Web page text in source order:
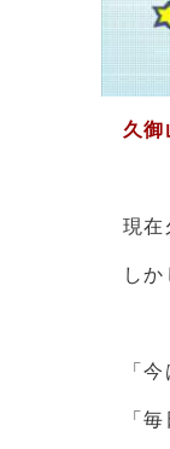
久御
現在
しか
「今
「毎